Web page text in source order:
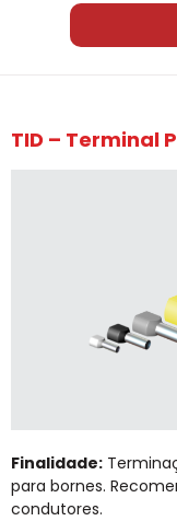
TID – Terminal
Finalidade:
para bornes.
condutores.